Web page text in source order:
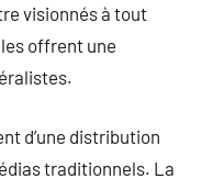
visionnés à tout
offrent une
d’une distribution
traditionnels. La